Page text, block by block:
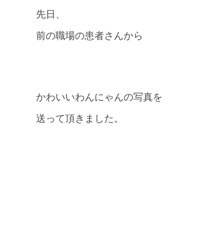
先日、
前の職場の患者さんから
かわいいわんにゃんの写真を
送って頂きました。